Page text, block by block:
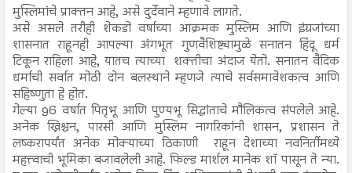
मुस्लिमांचे प्राक्तन आहे, असे दुर्देवाने म्हणावे लागते.
असे असले तरीही शेकडो वर्षाच्या आक्रमक मुस्लिम आणि इंग्रजांच्या
शासनात राहूनही आपल्या अंगभूत गुणवैशिष्ट्यामुळे सनातन हिंदू धर्म
टिकून राहिला आहे, यातच त्याच्या शक्तीचा अंदाज येतो. सनातन वैदिक
धर्माची सर्वात मोठी दोन बलस्थाने म्हणजे त्याचे सर्वसमावेशकत्व आणि
सहिष्णुता हे होत.
गेल्या 96 वर्षात पितृभू आणि पुण्यभू सिद्धांताचे मौलिकत्व संपलेले आहे.
अनेक ख्रिश्चन, पारसी आणि मुस्लिम नागरिकांनी शासन, प्रशासन ते
लष्करापर्यंत अनेक मोक्याच्या ठिकाणी राहून देशाच्या नवनिर्तीमध्ये
महत्त्वाची भूमिका बजावलेली आहे. फिल्ड मार्शल मानेक शॉ पासून ते न्या.